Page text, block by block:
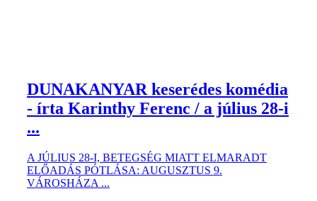
DUNAKANYAR keserédes komédia
- írta Karinthy Ferenc / a július 28-i
...
A JÚLIUS 28-I, BETEGSÉG MIATT ELMARADT
ELŐADÁS PÓTLÁSA: AUGUSZTUS 9.
VÁROSHÁZA ...